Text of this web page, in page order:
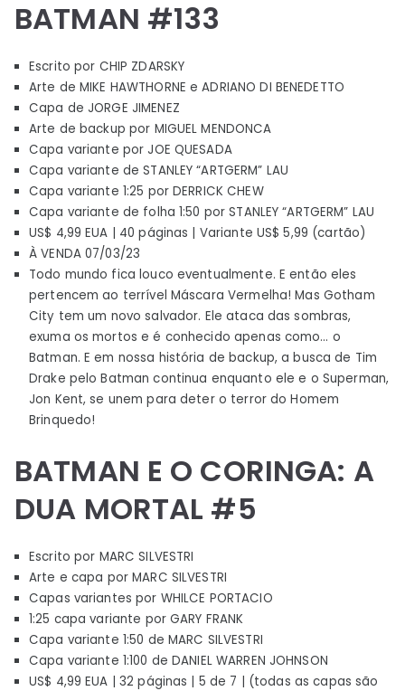
BATMAN #133
Escrito por CHIP ZDARSKY
Arte de MIKE HAWTHORNE e ADRIANO DI BENEDETTO
Capa de JORGE JIMENEZ
Arte de backup por MIGUEL MENDONCA
Capa variante por JOE QUESADA
Capa variante de STANLEY “ARTGERM” LAU
Capa variante 1:25 por DERRICK CHEW
Capa variante de folha 1:50 por STANLEY “ARTGERM” LAU
US$ 4,99 EUA | 40 páginas | Variante US$ 5,99 (cartão)
À VENDA 07/03/23
Todo mundo fica louco eventualmente. E então eles
pertencem ao terrível Máscara Vermelha! Mas Gotham
City tem um novo salvador. Ele ataca das sombras,
exuma os mortos e é conhecido apenas como… o
Batman. E em nossa história de backup, a busca de Tim
Drake pelo Batman continua enquanto ele e o Superman,
Jon Kent, se unem para deter o terror do Homem
Brinquedo!
BATMAN E O CORINGA: A
DUA MORTAL #5
Escrito por MARC SILVESTRI
Arte e capa por MARC SILVESTRI
Capas variantes por WHILCE PORTACIO
1:25 capa variante por GARY FRANK
Capa variante 1:50 de MARC SILVESTRI
Capa variante 1:100 de DANIEL WARREN JOHNSON
US$ 4,99 EUA | 32 páginas | 5 de 7 | (todas as capas são